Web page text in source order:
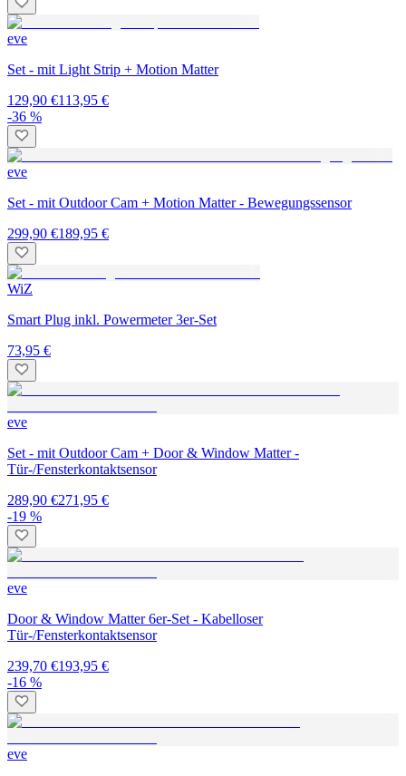
eve
Set - mit Light Strip + Motion Matter
129,90 €113,95 €
-36 %
eve
Set - mit Outdoor Cam + Motion Matter - Bewegungssensor
299,90 €189,95 €
WiZ
Smart Plug inkl. Powermeter 3er-Set
73,95 €
eve
Set - mit Outdoor Cam + Door & Window Matter -
Tür-/Fensterkontaktsensor
289,90 €271,95 €
-19 %
eve
Door & Window Matter 6er-Set - Kabelloser
Tür-/Fensterkontaktsensor
239,70 €193,95 €
-16 %
eve